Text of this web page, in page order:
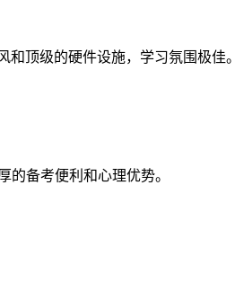
顶级的硬件设施，学习氛围极佳。
备考便利和心理优势。